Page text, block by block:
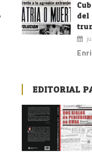
del
EDITORIAL